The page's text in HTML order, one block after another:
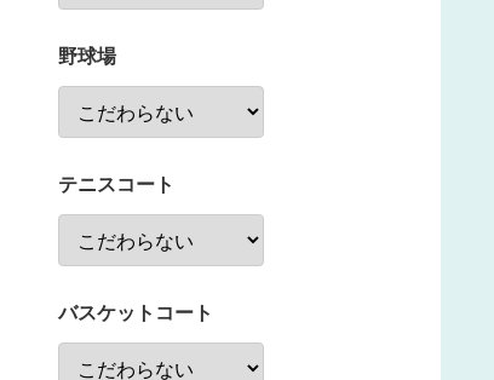
野球場
テニスコート
バスケットコート